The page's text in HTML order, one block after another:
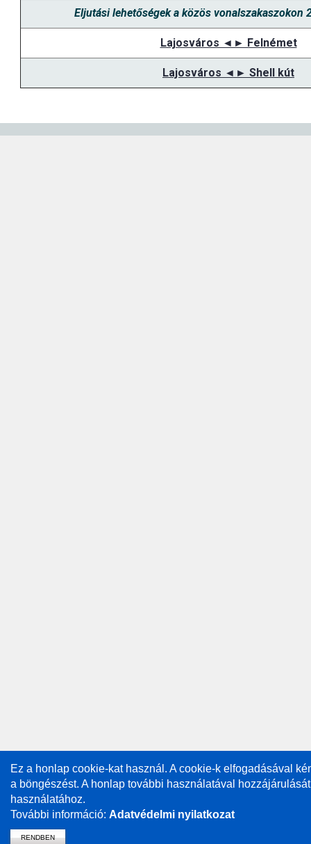
Eljutási lehetőségek a közös vonalszakaszokon
Lajosváros ◄► Felnémet
Lajosváros ◄► Shell kút
Ez a honlap cookie-kat használ. A cookie-k elfogadásával
a böngészést. A honlap további használatával
használatához.
További információ: Adatvédelmi nyilatkozat
RENDBEN